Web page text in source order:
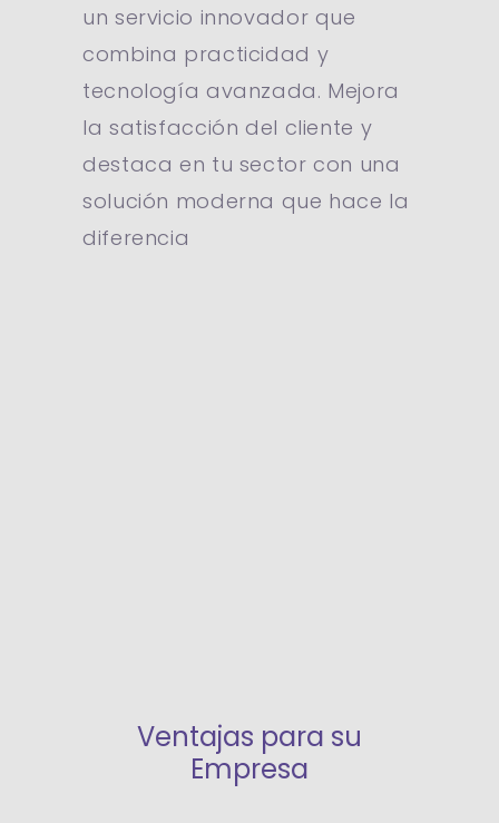
un servicio innovador que
combina practicidad y
tecnología avanzada. Mejora
la satisfacción del cliente y
destaca en tu sector con una
solución moderna que hace la
diferencia
Ventajas para su
Empresa